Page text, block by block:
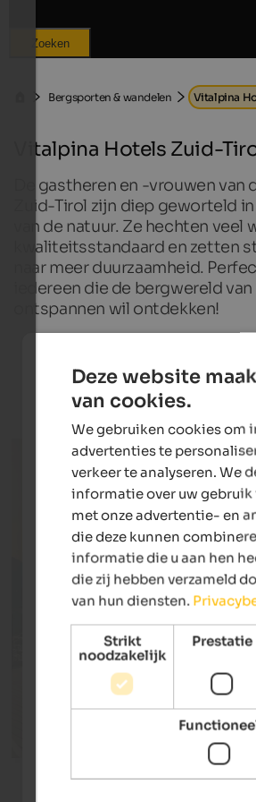
Zoeken
Bergsporten & wandelen Vitalpina
Vitalpina Hotels Zuid-
De gastheren en -vrouwen
Zuid-Tirol zijn diep geworteld
van de natuur. Ze hechten veel
kwaliteitsstandaard en zetten
naar meer duurzaamheid.
iedereen die de bergwereld
ontspannen wil ontdekken!
Vitalpina Hotels
Deze website
van cookies.
We gebruiken cookies om
advertenties te
verkeer te analyseren. We
informatie over uw gebruik
met onze advertentie- en
die deze kunnen
informatie die u aan hen
die zij hebben verzameld
van hun diensten.
Strikt
noodzakelijk
Prestatie